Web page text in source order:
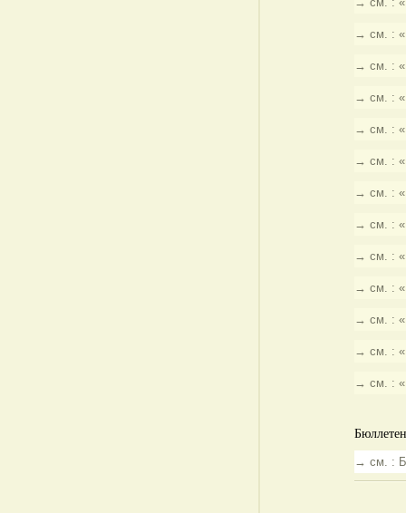
→ см. :
→ см. :
→ см. :
→ см. :
→ см. :
→ см. :
→ см. :
→ см. :
→ см. :
→ см. :
→ см. :
→ см. :
→ см. :